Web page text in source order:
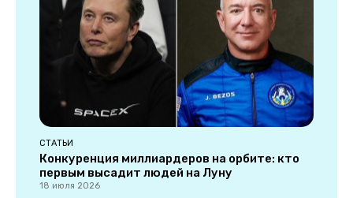
СТАТЬИ
Конкуренция миллиардеров на орбите: кто
первым высадит людей на Луну
18 июля 2026